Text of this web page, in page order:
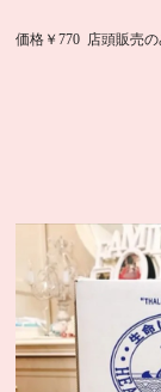
価格￥770 店頭販売の